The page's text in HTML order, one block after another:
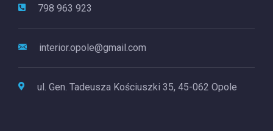
798 963 923
interior.opole@gmail.com
ul. Gen. Tadeusza Kościuszki 35, 45-062 Opole